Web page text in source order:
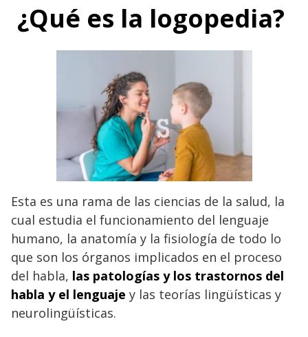
¿Qué es la logopedia?
Esta es una rama de las ciencias de la salud, la
cual estudia el funcionamiento del lenguaje
humano, la anatomía y la fisiología de todo lo
que son los órganos implicados en el proceso
del habla, las patologías y los trastornos del
habla y el lenguaje y las teorías lingüísticas y
neurolingüísticas.